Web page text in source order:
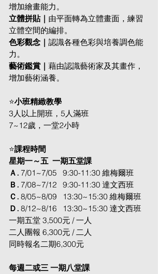
增加繪畫能力。
立體拼貼｜ 由平面轉為立體畫面，練習
立體空間的編排。
色彩觀念｜ 認識各種色彩與培養調色能
力。
藝術鑑賞｜ 藉由認識藝術家及其畫作，
增加藝術涵養。
⭐小班精緻教學
3人以上開班，5人滿班
7~12歲，一堂2小時
⭐課程時間
星期一～五  一期五堂課
Ａ. 7/01~7/05   9:30-11:30 維梅爾班
Ｂ. 7/08~7/12   9:30-11:30 達文西班
Ｃ. 8/05~8/09   13:30~15:30 維梅爾班
Ｄ. 8/12~8/16   13:30~15:30 達文西班
一期五堂 3,500元 / 一人
二人團報 6,300元 / 二人
同時報名二期6,300元
每週二或三 一期八堂課